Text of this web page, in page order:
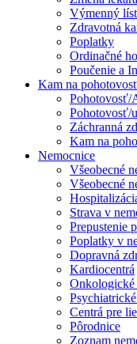
Výmenný
Zdravotná
Poplatky
Ordinačné
Poučenie a
Kam na
Pohotovosť/
Pohotovosť/
Záchranná
Kam na
Nemocnice
Všeobecné
Všeobecné
Strava v
Prepustenie
Poplatky v
Dopravná
Kardiocentrá
Onkologické
Centrá pre
Pôrodnice
Zoznam